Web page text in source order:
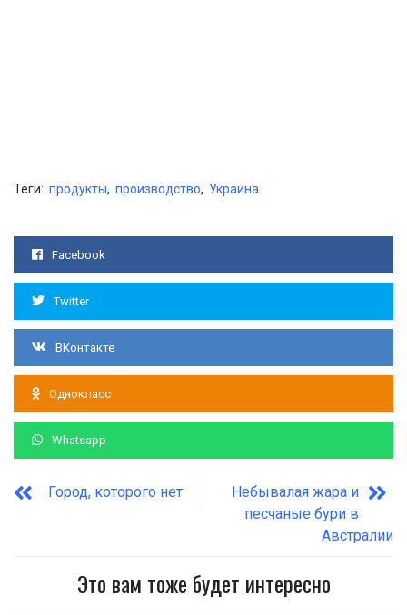
Теги: продукты, производство, Украина
Facebook
Twitter
ВКонтакте
Однокласс
Whatsapp
Город, которого нет
Небывалая жара и
песчаные бури в
Австралии
Это вам тоже будет интересно